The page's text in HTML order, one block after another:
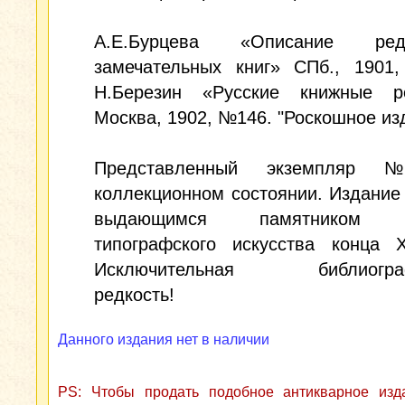
А.Е.Бурцева «Описание
замечательных книг» СПб.,
Н.Березин «Русские книжные
Москва, 1902, №146. "Роскошное
Представленный
коллекционном состоянии. Издание
выдающимся памятником
типографского искусства конца
Исключительная
редкость!
Данного издания нет в наличии
PS: Чтобы продать подобное антикварное